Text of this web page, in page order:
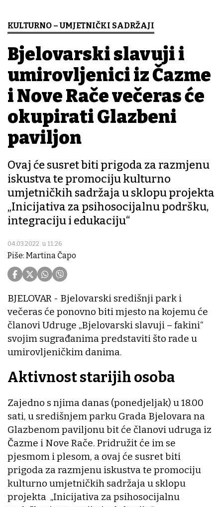
KULTURNO – UMJETNIČKI SADRŽAJI
Bjelovarski slavuji i
umirovljenici iz Čazme
i Nove Rače večeras će
okupirati Glazbeni
paviljon
Ovaj će susret biti prigoda za razmjenu
iskustva te promociju kulturno
umjetničkih sadržaja u sklopu projekta
„Inicijativa za psihosocijalnu podršku,
integraciju i edukaciju“
04.03.2022. u 11:26
Piše: Martina Čapo
BJELOVAR - Bjelovarski središnji park i
večeras će ponovno biti mjesto na kojemu će
članovi Udruge „Bjelovarski slavuji – fakini“
svojim sugrađanima predstaviti što rade u
umirovljeničkim danima.
Aktivnost starijih osoba
Zajedno s njima danas (ponedjeljak) u 18.00
sati, u središnjem parku Grada Bjelovara na
Glazbenom paviljonu bit će članovi udruga iz
Čazme i Nove Rače. Pridružit će im se
pjesmom i plesom, a ovaj će susret biti
prigoda za razmjenu iskustva te promociju
kulturno umjetničkih sadržaja u sklopu
projekta „Inicijativa za psihosocijalnu